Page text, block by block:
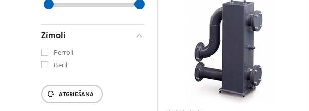
9.2 16452.98
Zīmoli
Ferroli
Beril
ATGRIEŠANA